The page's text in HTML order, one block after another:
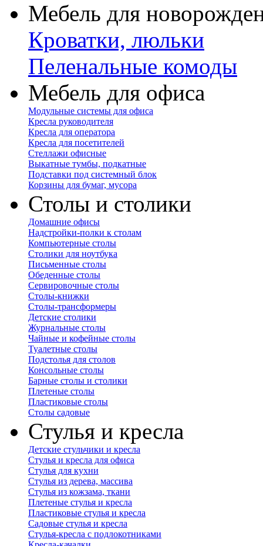
Мебель для
Кроватки, люльки
Пеленальные комоды
Мебель для офиса
Модульные системы для офиса
Кресла руководителя
Кресла для оператора
Кресла для посетителей
Стеллажи офисные
Выкатные тумбы, подкатные
Подставки под системный блок
Корзины для бумаг, мусора
Столы и столики
Домашние офисы
Надстройки-полки к столам
Компьютерные столы
Столики для ноутбука
Письменные столы
Обеденные столы
Сервировочные столы
Столы-книжки
Столы-трансформеры
Детские столики
Журнальные столы
Чайные и кофейные столы
Туалетные столы
Подстолья для столов
Консольные столы
Барные столы и столики
Плетеные столы
Пластиковые столы
Столы садовые
Стулья и кресла
Детские стульчики и кресла
Стулья и кресла для офиса
Стулья для кухни
Стулья из дерева, массива
Стулья из кожзама, ткани
Плетеные стулья и кресла
Пластиковые стулья и кресла
Садовые стулья и кресла
Стулья-кресла с подлокотниками